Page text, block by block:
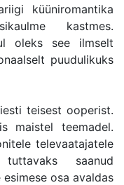
küüniromantika
kastmes.
oleks see ilmselt
puudulikuks
teisest ooperist.
maistel teemadel.
televaatajatele
saanud
esimese osa avaldas